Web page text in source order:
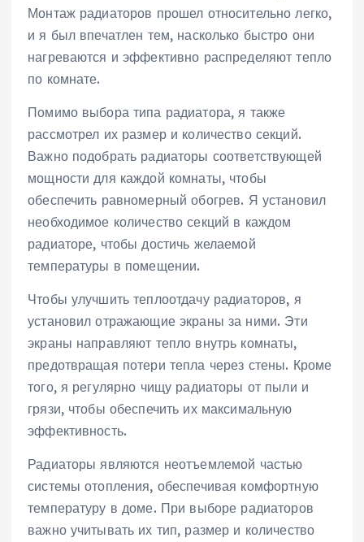
Монтаж радиаторов прошел относительно легко,
и я был впечатлен тем, насколько быстро они
нагреваются и эффективно распределяют тепло
по комнате.
Помимо выбора типа радиатора, я также
рассмотрел их размер и количество секций.
Важно подобрать радиаторы соответствующей
мощности для каждой комнаты, чтобы
обеспечить равномерный обогрев. Я установил
необходимое количество секций в каждом
радиаторе, чтобы достичь желаемой
температуры в помещении.
Чтобы улучшить теплоотдачу радиаторов, я
установил отражающие экраны за ними. Эти
экраны направляют тепло внутрь комнаты,
предотвращая потери тепла через стены. Кроме
того, я регулярно чищу радиаторы от пыли и
грязи, чтобы обеспечить их максимальную
эффективность.
Радиаторы являются неотъемлемой частью
системы отопления, обеспечивая комфортную
температуру в доме. При выборе радиаторов
важно учитывать их тип, размер и количество